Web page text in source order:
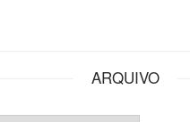
ARQUIVO